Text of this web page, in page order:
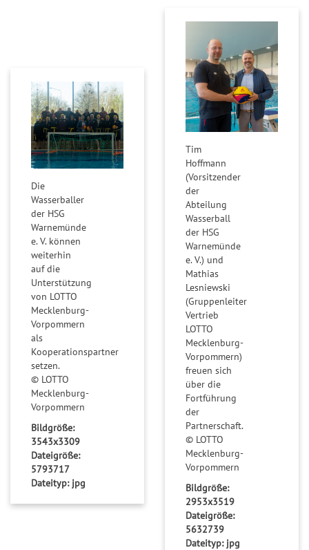
n
p
i
e
l
p
Die
Wasserballer
der HSG
Warnemünde
e. V. können
weiterhin
auf die
Unterstützung
von LOTTO
Mecklenburg-
Vorpommern
als
Kooperationspartner
setzen.
© LOTTO
Mecklenburg-
Vorpommern
Bildgröße:
3543x3309
Dateigröße:
5793717
Dateityp: jpg
Tim
Hoffmann
(Vorsitzender
der
Abteilung
Wasserball
der HSG
Warnemünde
e. V.) und
Mathias
Lesniewski
(Gruppenleiter
Vertrieb
LOTTO
Mecklenburg-
Vorpommern)
freuen sich
über die
Fortführung
der
Partnerschaft.
© LOTTO
Mecklenburg-
Vorpommern
Bildgröße:
2953x3519
Dateigröße:
5632739
Dateityp: jpg